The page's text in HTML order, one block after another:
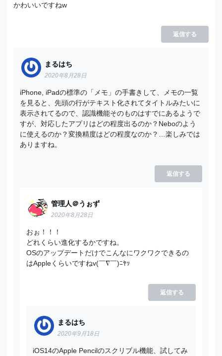
かわいいですねw
返信する
まるはち
2020年8月28日
iPhone, iPadの標準の「メモ」の手書きして、メモの一覧
を見ると、先頭の行がテキスト化されてタイトルみたいに
表示されてるので、認識機能そのものはすでにあるようで
すが、対応したアプリはどの程度出るのか？Neboのよう
に使えるのか？変換精度はどの程度なのか？…楽しみでは
ありますね。
返信する
管理人＠うぉず
2020年8月28日
おぉ！！！
どれくらい進化するかですね。
OSのアップデートだけでこんなにワクワクできるの
はAppleくらいですねv(￣∇￣)ﾆﾔｯ
返信する
まるはち
2020年9月18日
iOS14のApple Pencilのスクリブル機能、試してみ